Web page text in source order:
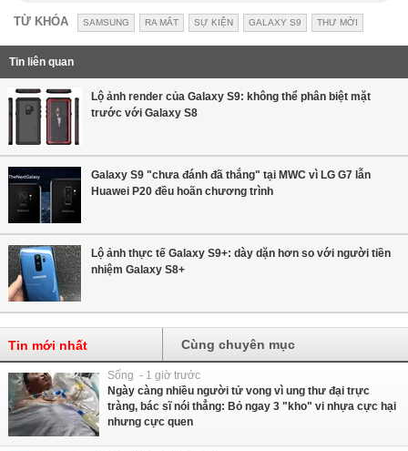
TỪ KHÓA SAMSUNG RA MẮT SỰ KIỆN GALAXY S9 THƯ MỜI
Tin liên quan
Lộ ảnh render của Galaxy S9: không thể phân biệt mặt
trước với Galaxy S8
Galaxy S9 "chưa đánh đã thắng" tại MWC vì LG G7 lẫn
Huawei P20 đều hoãn chương trình
Lộ ảnh thực tế Galaxy S9+: dày dặn hơn so với người tiền
nhiệm Galaxy S8+
Tin mới nhất Cùng chuyên mục
Sống - 1 giờ trước
Ngày càng nhiều người tử vong vì ung thư đại trực
tràng, bác sĩ nói thẳng: Bỏ ngay 3 "kho" vi nhựa cực hại
nhưng cực quen